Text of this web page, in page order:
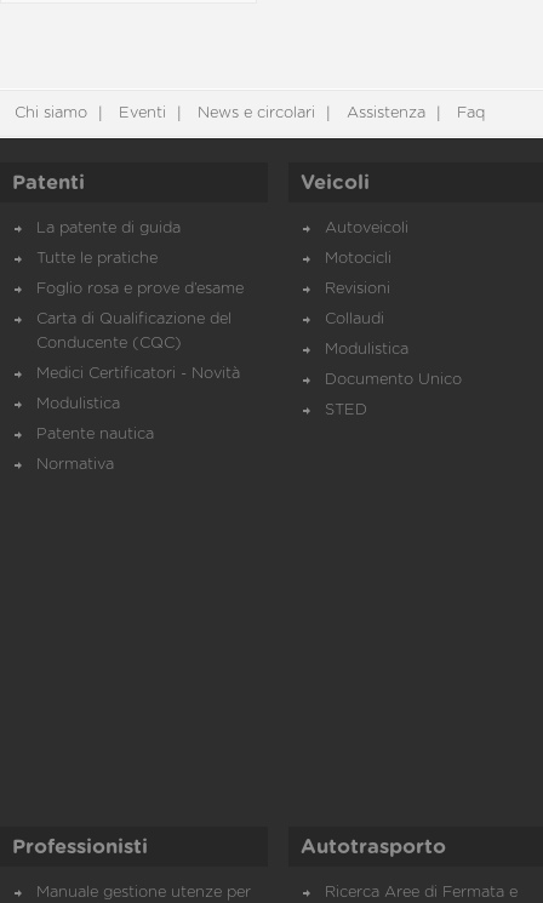
Chi siamo Eventi News e circolari Assistenza Faq
Patenti
La patente di guida
Tutte le pratiche
Foglio rosa e prove d’esame
Carta di Qualificazione del
Conducente (CQC)
Medici Certificatori - Novità
Modulistica
Patente nautica
Normativa
Veicoli
Autoveicoli
Motocicli
Revisioni
Collaudi
Modulistica
Documento Unico
STED
Professionisti
Manuale gestione utenze per
Autotrasporto
Ricerca Aree di Fermata e